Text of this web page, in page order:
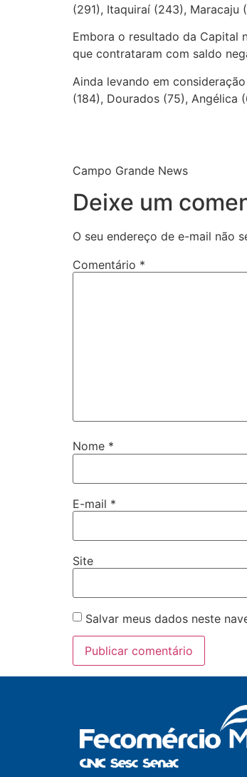
(291), Itaquiraí (243), Maracaju
Embora o resultado da Capital
que contrataram com saldo
Ainda levando em
(184), Dourados (75), Angélica
Campo Grande News
Deixe um
O seu endereço de e-mail não
Comentário *
Nome *
E-mail *
Site
Salvar meus dados neste